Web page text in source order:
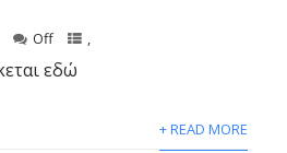
Off ,
εδώ
+ READ MORE